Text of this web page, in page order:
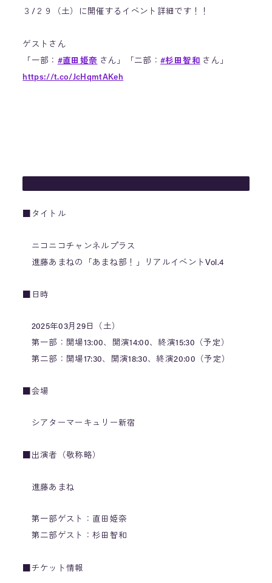
３/２９（土）に開催するイベント詳細です！！
ゲストさん
「一部： #直田姫奈 さん」「二部：#杉田智和 さん」
https://t.co/JcHqmtAKeh
■タイトル
ニコニコチャンネルプラス
進藤あまねの「あまね部！」リアルイベントVol.4
■日時
2025年03月29日（土）
第一部：開場13:00、開演14:00、終演15:30（予定）
第二部：開場17:30、開演18:30、終演20:00（予定）
■会場
シアターマーキュリー新宿
■出演者（敬称略）
進藤あまね
第一部ゲスト：直田姫奈
第二部ゲスト：杉田智和
■チケット情報